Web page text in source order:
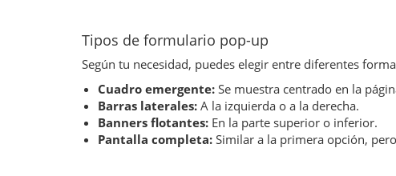
Tipos de formulario pop-up
Según tu necesidad, puedes elegir entre diferentes
Cuadro emergente: Se muestra centrado en la
Barras laterales: A la izquierda o a la derecha.
Banners flotantes: En la parte superior o inferior.
Pantalla completa: Similar a la primera opción,